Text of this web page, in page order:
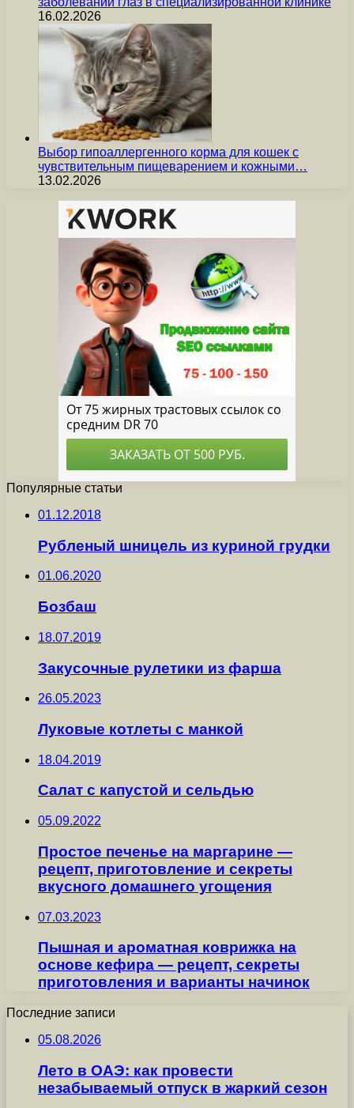
16.02.2026
Выбор гипоаллергенного корма для кошек с
чувствительным пищеварением и кожными…
13.02.2026
Популярные статьи
01.12.2018
Рубленый шницель из куриной грудки
01.06.2020
Бозбаш
18.07.2019
Закусочные рулетики из фарша
26.05.2023
Луковые котлеты с манкой
18.04.2019
Салат с капустой и сельдью
05.09.2022
Простое печенье на маргарине —
рецепт, приготовление и секреты
вкусного домашнего угощения
07.03.2023
Пышная и ароматная коврижка на
основе кефира — рецепт, секреты
приготовления и варианты начинок
Последние записи
05.08.2026
Лето в ОАЭ: как провести
незабываемый отпуск в жаркий сезон